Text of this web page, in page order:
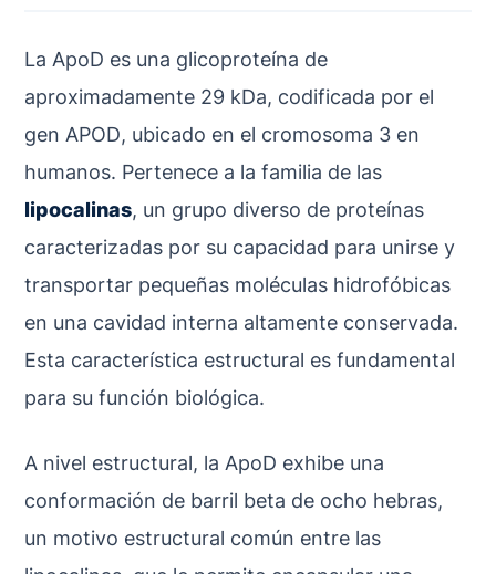
La ApoD es una glicoproteína de
aproximadamente 29 kDa, codificada por el
gen APOD, ubicado en el cromosoma 3 en
humanos. Pertenece a la familia de las
lipocalinas, un grupo diverso de proteínas
caracterizadas por su capacidad para unirse y
transportar pequeñas moléculas hidrofóbicas
en una cavidad interna altamente conservada.
Esta característica estructural es fundamental
para su función biológica.
A nivel estructural, la ApoD exhibe una
conformación de barril beta de ocho hebras,
un motivo estructural común entre las